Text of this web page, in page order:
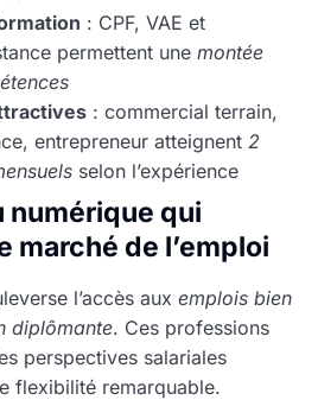
: CPF, VAE et
permettent une montée
: commercial terrain,
entrepreneur atteignent 2
selon l’expérience
numérique qui
marché de l’emploi
l’accès aux emplois bien
diplômante. Ces professions
perspectives salariales
flexibilité remarquable.